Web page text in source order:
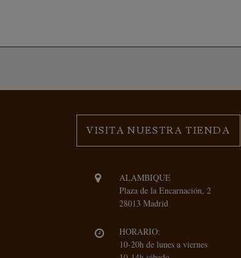
VISITA NUESTRA TIENDA
ALAMBIQUE
Plaza de la Encarnación, 2
28013 Madrid
HORARIO:
10-20h de lunes a viernes